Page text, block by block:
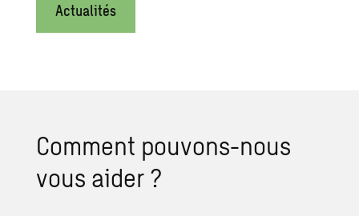
Actualités
Com­ment pou­vons-nous
vous aider ?